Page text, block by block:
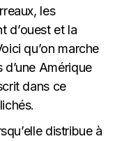
les
d’ouest et la
qu’on marche
Amérique
dans ce
distribue à